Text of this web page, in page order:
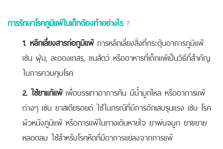
การรักษาโรคภูมิแพ้ในเด็กต้องทำอย่างไร?
1. หลีกเลี่ยงสารก่อภูมิแพ้การหลีกเลี่ยงสิ่งที่กระตุ้นอาการภูมิแพ้
เช่น ฝุ่น, ละอองเกสร, ขนสัตว์ หรืออาหารที่เด็กแพ้เป็นวิธีที่สำคัญ
ในการควบคุมโรค
2. ใช้ยาแก้แพ้เพื่อบรรเทาอาการคัน มีน้ำมูกไหล หรืออาการแพ้
ต่างๆ เช่น ยาสเตียรอยด์ ใช้ในกรณีที่มีการอักเสบรุนแรง เช่น โรค
ผิวหนังภูมิแพ้ หรือการแพ้ในทางเดินหายใจ ยาพ่นจมูก ยาขยาย
หลอดลม ใช้สำหรับโรคหืดที่มีอาการแย่ลงจากการแพ้